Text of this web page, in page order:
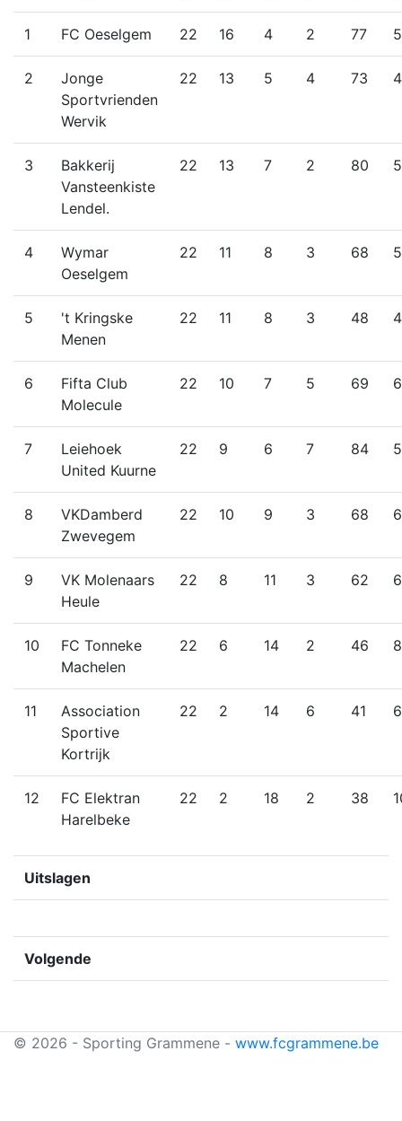
1 FC Oeselgem 22 16 4 2 77
2
Jonge
Sportvrienden
Wervik
22 13 5 4 73
3
Bakkerij
Vansteenkiste
Lendel.
22 13 7 2 80
4
Wymar
Oeselgem
22 11 8 3 68
5
't Kringske
Menen
22 11 8 3 48
6
Fifta Club
Molecule
22 10 7 5 69
7
Leiehoek
United Kuurne
22 9 6 7 84
8
VKDamberd
Zwevegem
22 10 9 3 68
9
VK Molenaars
Heule
22 8 11 3 62
10
FC Tonneke
Machelen
22 6 14 2 46
11
Association
Sportive
Kortrijk
22 2 14 6 41
12
FC Elektran
Harelbeke
22 2 18 2 38
Uitslagen
Volgende
© 2026 - Sporting Grammene - www.fcgrammene.be